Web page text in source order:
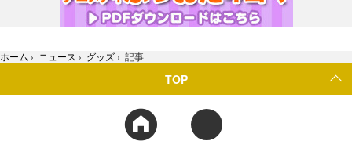
ホーム › ニュース › グッズ › 記事
TOP